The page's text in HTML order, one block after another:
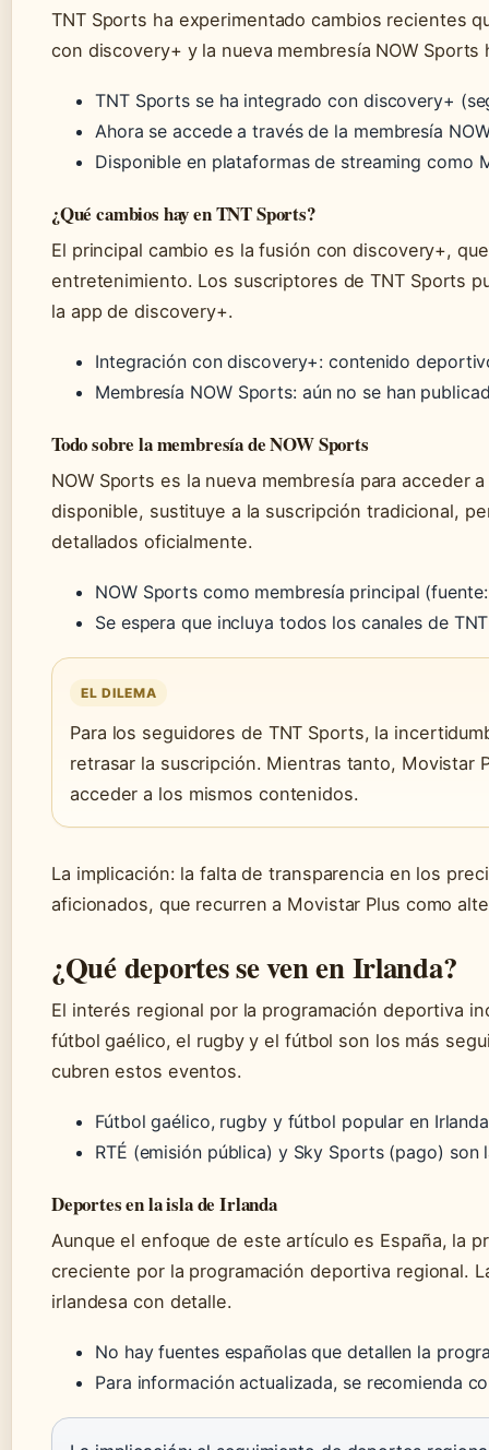
TNT Sports ha experimentado cambios recientes
con discovery+ y la nueva membresía NOW
TNT Sports se ha integrado con discovery+
Ahora se accede a través de la membresía
Disponible en plataformas de streaming como
¿Qué cambios hay en TNT Sports?
El principal cambio es la fusión con discovery+,
entretenimiento. Los suscriptores de TNT Sports
la app de discovery+.
Integración con discovery+: contenido
Membresía NOW Sports: aún no se han
Todo sobre la membresía de NOW Sports
NOW Sports es la nueva membresía para acceder
disponible, sustituye a la suscripción tradicional,
detallados oficialmente.
NOW Sports como membresía principal
Se espera que incluya todos los canales de
EL DILEMA
Para los seguidores de TNT Sports, la
retrasar la suscripción. Mientras tanto, Movistar
acceder a los mismos contenidos.
La implicación: la falta de transparencia en los
aficionados, que recurren a Movistar Plus como
¿Qué deportes se ven en Irlanda?
El interés regional por la programación deportiva
fútbol gaélico, el rugby y el fútbol son los más
cubren estos eventos.
Fútbol gaélico, rugby y fútbol popular en
RTÉ (emisión pública) y Sky Sports (pago) son
Deportes en la isla de Irlanda
Aunque el enfoque de este artículo es España, la
creciente por la programación deportiva regional.
irlandesa con detalle.
No hay fuentes españolas que detallen la
Para información actualizada, se recomienda